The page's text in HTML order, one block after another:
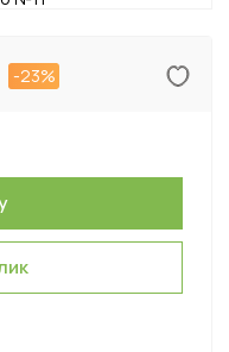
-23%